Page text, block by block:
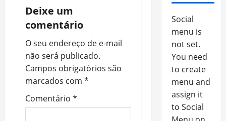
Deixe um
comentário
O seu endereço de e-mail
não será publicado.
Campos obrigatórios são
marcados com *
Comentário *
Social
menu is
not set.
You need
to create
menu and
assign it
to Social